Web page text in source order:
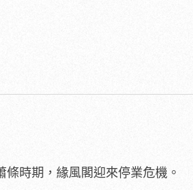
條時期，緣風閣迎來停業危機。